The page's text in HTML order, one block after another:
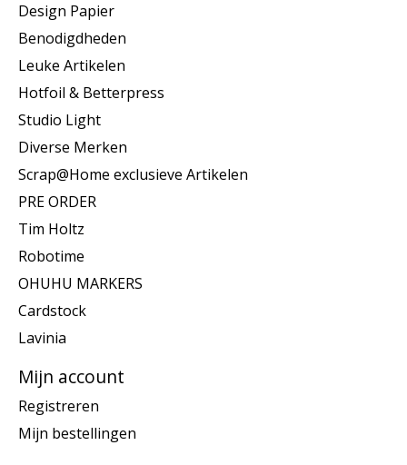
Design Papier
Benodigdheden
Leuke Artikelen
Hotfoil & Betterpress
Studio Light
Diverse Merken
Scrap@Home exclusieve Artikelen
PRE ORDER
Tim Holtz
Robotime
OHUHU MARKERS
Cardstock
Lavinia
Mijn account
Registreren
Mijn bestellingen